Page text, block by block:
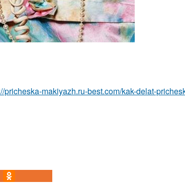
pricheska-makiyazh.ru-best.com/kak-delat-